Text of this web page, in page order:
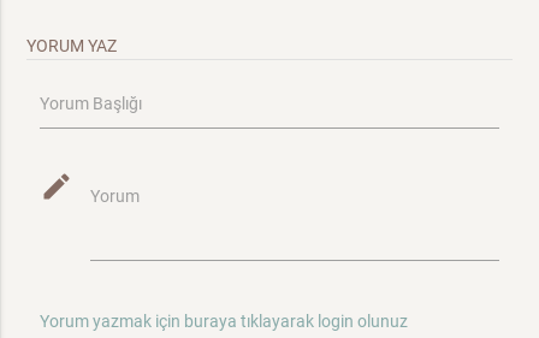
YORUM YAZ
Yorum Başlığı
mode_edit Yorum
Yorum yazmak için buraya tıklayarak login olunuz